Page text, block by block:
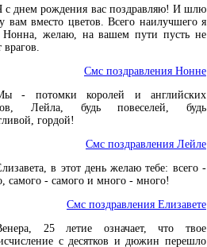
с днем рождения вас поздравляю! И шлю
вам вместо цветов. Всего наилучшего я
Нонна, желаю, на вашем пути пусть не
врагов.
Смс поздравления Нонне
- потомки королей и английских
Лейла, будь повеселей, будь
гордой!
Смс поздравления Лейле
в этот день желаю тебе: всего -
самого - самого и много - много!
Смс поздравления Елизавете
25 летие означает, что твое
с десятков и дюжин перешло